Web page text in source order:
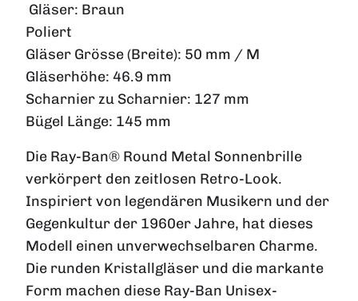
Gläser: Braun
Poliert
Gläser Grösse (Breite): 50 mm / M
Gläserhöhe: 46.9 mm
Scharnier zu Scharnier: 127 mm
Bügel Länge: 145 mm
Die Ray-Ban® Round Metal Sonnenbrille
verkörpert den zeitlosen Retro-Look.
Inspiriert von legendären Musikern und der
Gegenkultur der 1960er Jahre, hat dieses
Modell einen unverwechselbaren Charme.
Die runden Kristallgläser und die markante
Form machen diese Ray-Ban Unisex-